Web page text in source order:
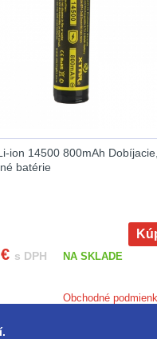
ion 14500 800mAh Dobíjacie,
batérie
€ s DPH NA SKLADE
Obchodné